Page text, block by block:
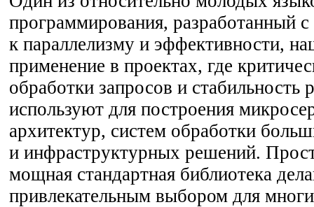
программирования, разработанный
к параллелизму и эффективности,
применение в проектах, где
обработки запросов и стабильность
используют для построения
архитектур, систем обработки
и инфраструктурных решений.
мощная стандартная библиотека
привлекательным выбором для